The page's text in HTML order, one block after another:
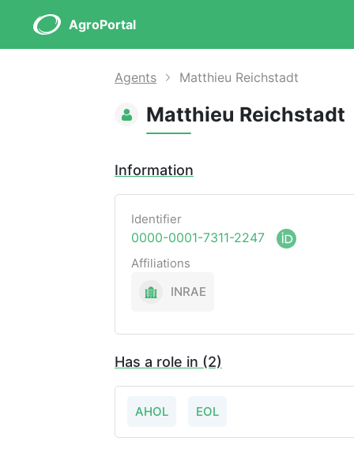
AgroPortal
Agents Matthieu Reichstadt
Matthieu Reichstadt
Information
Identifier
0000-0001-7311-2247
Affiliations
INRAE
Has a role in (2)
AHOL EOL